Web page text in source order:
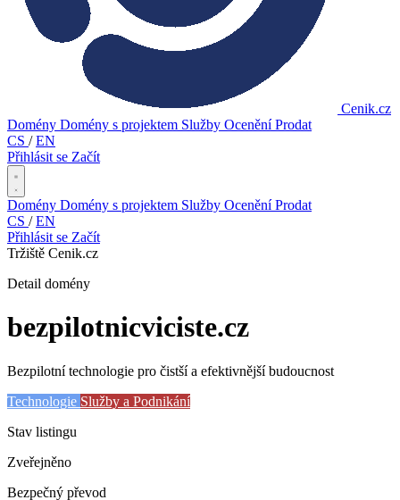
Cenik.cz
Domény Domény s projektem Služby OceněníProdat
CS / EN
Přihlásit se Začít
Domény Domény s projektem Služby OceněníProdat
CS / EN
Přihlásit se Začít
Tržiště Cenik.cz
Detail domény
bezpilotnicviciste.cz
Bezpilotní technologie pro čistší a efektivnější budoucnost
Technologie Služby a Podnikání
Stav listingu
Zveřejněno
Bezpečný převod